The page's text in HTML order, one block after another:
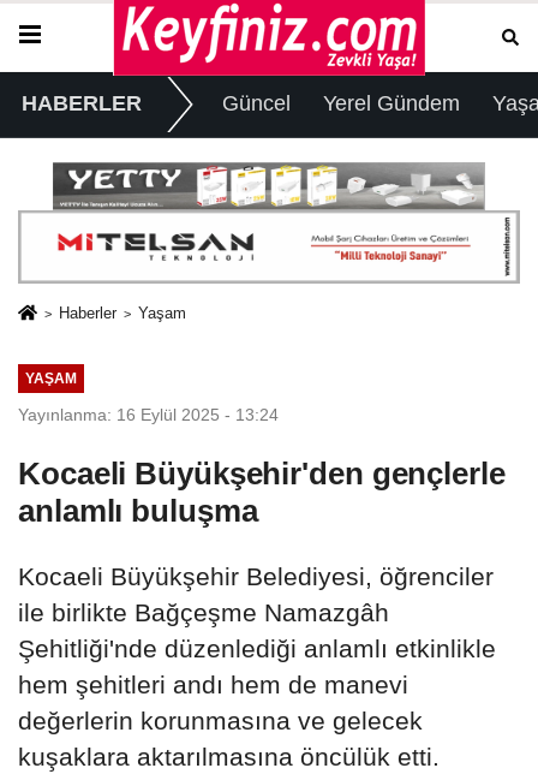
HABERLER Güncel Yerel Gündem
Haberler Yaşam
YAŞAM
Yayınlanma: 16 Eylül 2025 - 13:24
Kocaeli Büyükşehir'den gençlerle
anlamlı buluşma
Kocaeli Büyükşehir Belediyesi, öğrenciler
ile birlikte Bağçeşme Namazgâh
Şehitliği'nde düzenlediği anlamlı etkinlikle
hem şehitleri andı hem de manevi
değerlerin korunmasına ve gelecek
kuşaklara aktarılmasına öncülük etti.